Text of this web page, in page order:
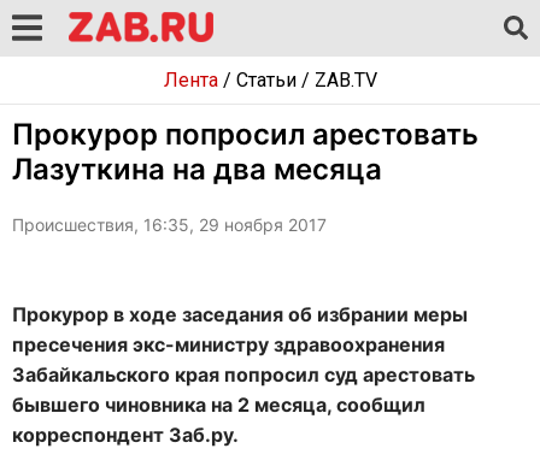
Лента/ Статьи/ ZAB.TV
Прокурор попросил арестовать
Лазуткина на два месяца
Происшествия, 16:35, 29 ноября 2017
Прокурор в ходе заседания об избрании меры
пресечения экс-министру здравоохранения
Забайкальского края попросил суд арестовать
бывшего чиновника на 2 месяца, сообщил
корреспондент Заб.ру.